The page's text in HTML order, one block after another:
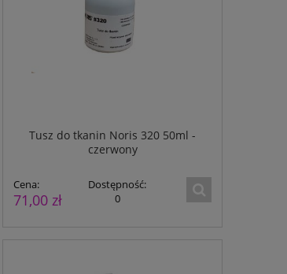
Tusz do tkanin Noris 320 50ml -
czerwony
Cena:
71,00 zł
Dostępność:
0